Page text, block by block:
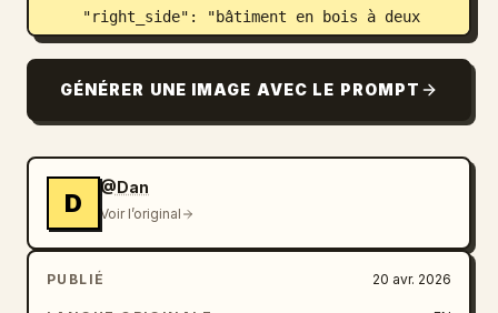
étages 'Brian's Boat Works & Marina',
jet-skis sur une remorque"
  },
    "count": 5,
    "components": [
      {
        "position": "en haut à gauche",
        "type": "objectif de mission",
GÉNÉRER UNE IMAGE AVEC LE PROMPT
D
@Dan
Voir l’original
PUBLIÉ 20 avr. 2026